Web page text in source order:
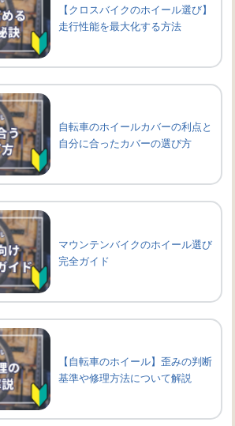
【クロスバイクのホイール選び】
走行性能を最大化する方法
自転車のホイールカバーの利点と
自分に合ったカバーの選び方
マウンテンバイクのホイール選び
完全ガイド
【自転車のホイール】歪みの判断
基準や修理方法について解説